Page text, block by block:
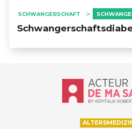
SCHWANGERSCHAFT
Accueil - Acteur